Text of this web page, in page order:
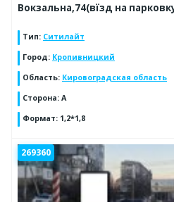
Вокзальна,74(вїзд на
Тип: Ситилайт
Город: Кропивницкий
Область: Кировоградская область
Сторона: А
Формат: 1,2*1,8
269360